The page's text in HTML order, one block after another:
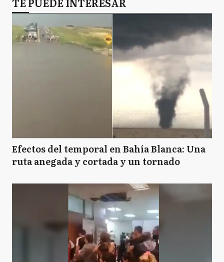
Efectos del temporal en Bahía Blanca: Una
ruta anegada y cortada y un tornado